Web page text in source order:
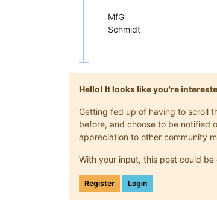
MfG
Schmidt
Hello! It looks like you're
Getting fed up of having to scroll
before, and choose to be notified
appreciation to other community
With your input, this post could be
Register Login